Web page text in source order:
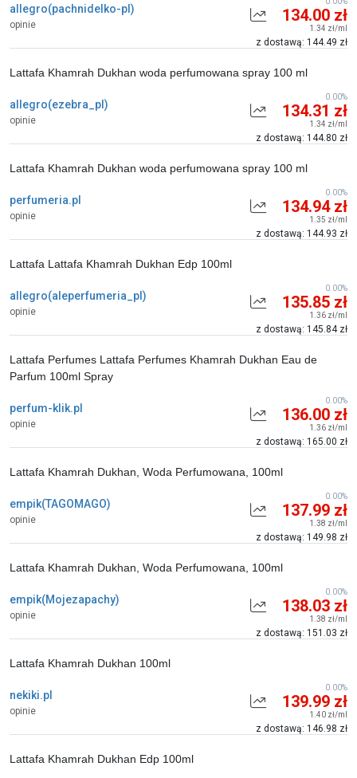
allegro(pachnidelko-pl)
opinie 134.00 zł
1.34 zł/ml
z dostawą: 144.49 zł
allegro(ezebra_pl)
opinie
Lattafa Khamrah Dukhan woda perfumowana spray 100 ml
134.31 zł
1.34 zł/ml
z dostawą: 144.80 zł
0.00%
perfumeria.pl
opinie
Lattafa Khamrah Dukhan woda perfumowana spray 100 ml
134.94 zł
1.35 zł/ml
z dostawą: 144.93 zł
0.00%
allegro(aleperfumeria_pl)
opinie
Lattafa Lattafa Khamrah Dukhan Edp 100ml
135.85 zł
1.36 zł/ml
z dostawą: 145.84 zł
0.00%
perfum-klik.pl
opinie
Lattafa Perfumes Lattafa Perfumes Khamrah Dukhan Eau de
Parfum 100ml Spray
136.00 zł
1.36 zł/ml
z dostawą: 165.00 zł
0.00%
empik(TAGOMAGO)
opinie
Lattafa Khamrah Dukhan, Woda Perfumowana, 100ml
137.99 zł
1.38 zł/ml
z dostawą: 149.98 zł
0.00%
empik(Mojezapachy)
opinie
Lattafa Khamrah Dukhan, Woda Perfumowana, 100ml
138.03 zł
1.38 zł/ml
z dostawą: 151.03 zł
0.00%
nekiki.pl
opinie
Lattafa Khamrah Dukhan 100ml
139.99 zł
1.40 zł/ml
z dostawą: 146.98 zł
0.00%
Lattafa Khamrah Dukhan Edp 100ml